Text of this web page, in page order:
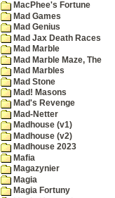
MacPhee's Fortune
Mad Games
Mad Genius
Mad Jax Death Races
Mad Marble
Mad Marble Maze, The
Mad Marbles
Mad Stone
Mad! Masons
Mad's Revenge
Mad-Netter
Madhouse (v1)
Madhouse (v2)
Madhouse 2023
Mafia
Magazynier
Magia
Magia Fortuny